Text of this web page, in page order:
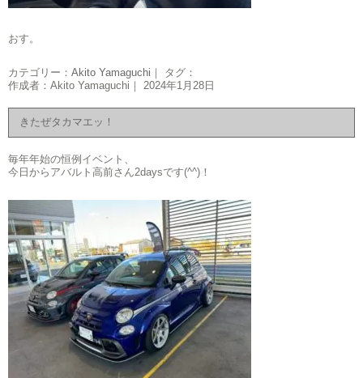
おす。
カテゴリー： Akito Yamaguchi ｜ タグ：
作成者：Akito Yamaguchi｜ 2024年1月28日
きたぜタカマエッ！
毎年年始の恒例イベント、
今日からアバルト高前さん2daysです(^^)！